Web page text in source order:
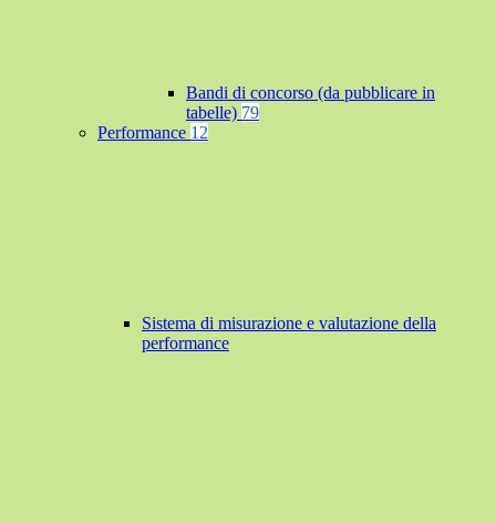
Bandi di concorso (da pubblicare in
tabelle) 79
Performance 12
Sistema di misurazione e valutazione della
performance